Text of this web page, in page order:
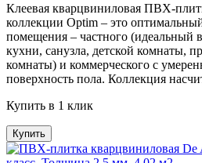
Клеевая кварцвиниловая ПВХ-
коллекции Optim – это
помещения – частного (идеальный
кухни, санузла, детской комнаты,
комнаты) и коммерческого с
поверхность пола. Коллекция
Купить в 1 клик
Купить